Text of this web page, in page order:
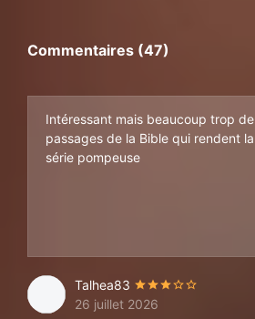
Commentaires (47)
Intéressant mais beaucoup trop de
passages de la Bible qui rendent la
série pompeuse
Talhea83
26 juillet 2026